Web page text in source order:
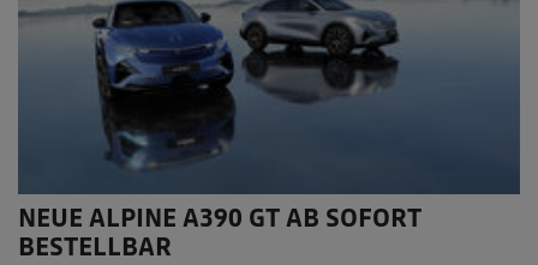
NEUE ALPINE A390 GT AB SOFORT
BESTELLBAR